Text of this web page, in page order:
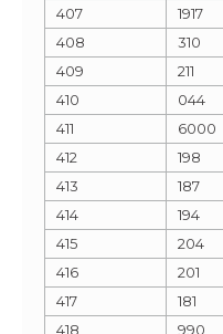
407
1917
408
310
409
211
410
044
411
6000
412
198
413
187
414
194
415
204
416
201
417
181
418
990